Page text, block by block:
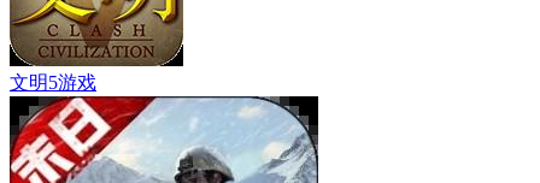
文明5游戏